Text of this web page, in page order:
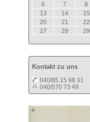
6
7 8
13
14 15
20
21 22
27
28 29
Kontakt zu uns
040/85 15 98 31
040/570 73 49